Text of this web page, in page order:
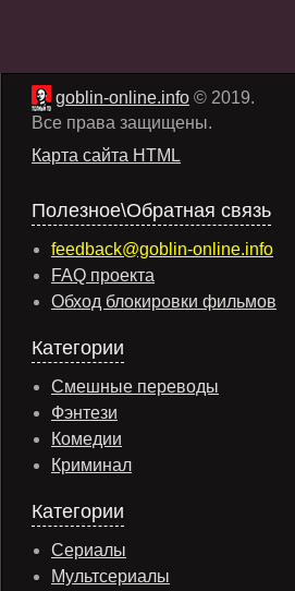
goblin-online.info © 2019.
Все права защищены.
Карта сайта HTML
Полезное\Обратная связь
feedback@goblin-online.info
FAQ проекта
Обход блокировки фильмов
Категории
Смешные переводы
Фэнтези
Комедии
Криминал
Категории
Сериалы
Мультсериалы